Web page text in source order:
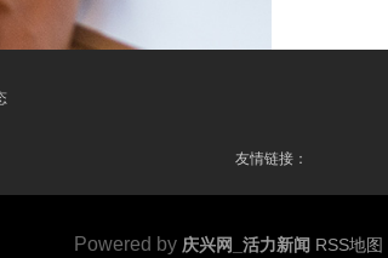
友情链接：
Powered by 庆兴网_活力新闻 RSS地图